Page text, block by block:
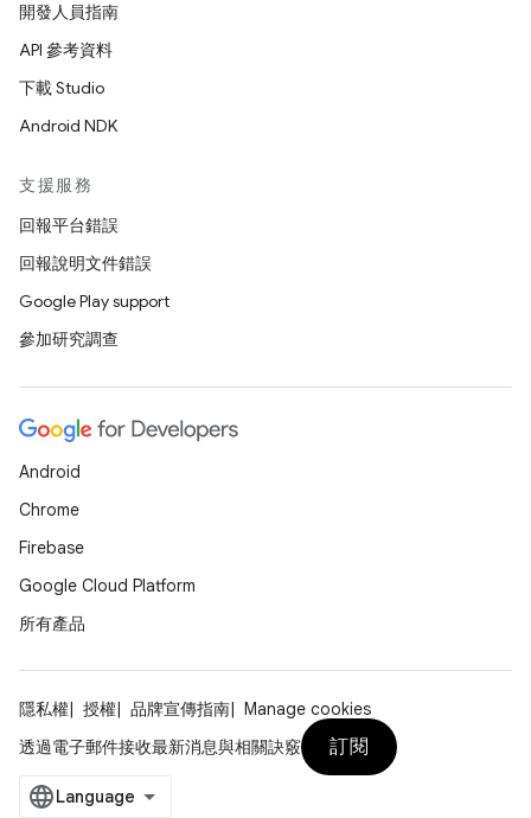
開發人員指南
API 參考資料
下載 Studio
Android NDK
支援服務
回報平台錯誤
回報說明文件錯誤
Google Play support
參加研究調查
Android
Chrome
Firebase
Google Cloud Platform
所有產品
隱私權 授權 品牌宣傳指南
Manage cookies
透過電子郵件接收最新消息與相關訣竅
訂閱